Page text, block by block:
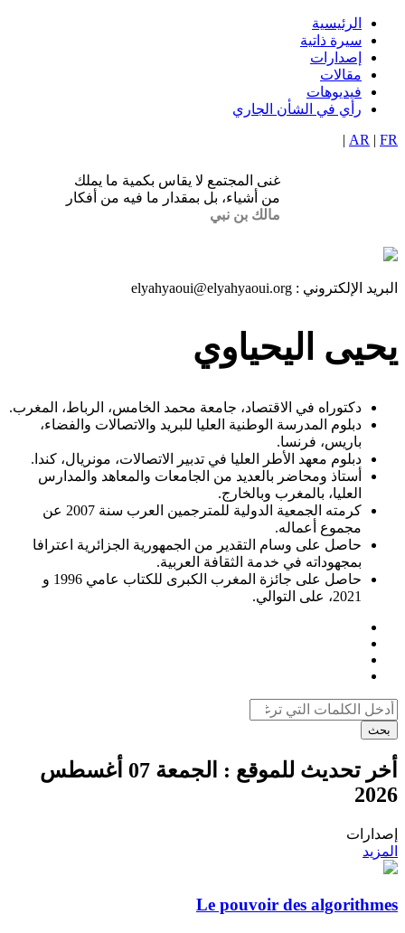
تجاوز
المحتوى
الرئيسي
Navigation
principale
الرئيسية
سيرة ذاتية
إصدارات
مقالات
فيديوهات
رأي في الشأن الجاري
AR | FR
|
غنى المجتمع لا يقاس بكمية ما يملك
من أشياء، بل بمقدار ما فيه من أفكار
مالك بن نبي
البريد الإلكتروني : elyahyaoui@elyahyaoui.org
يحيى اليحياوي
دكتوراه في الاقتصاد، جامعة محمد الخامس، الرباط، المغرب.
دبلوم المدرسة الوطنية العليا للبريد والاتصالات والفضاء،
باريس، فرنسا.
دبلوم معهد الأطر العليا في تدبير الاتصالات، مونريال، كندا.
أستاذ ومحاضر بالعديد من الجامعات والمعاهد والمدارس
العليا، بالمغرب وبالخارج.
كرمته الجمعية الدولية للمترجمين العرب سنة 2007 عن
مجموع أعماله.
حاصل على وسام التقدير من الجمهورية الجزائرية اعترافا
بمجهوداته في خدمة الثقافة العربية.
حاصل على جائزة المغرب الكبرى للكتاب عامي 1996 و
2021، على التوالي.
بحث
أخر تحديث للموقع :
الجمعة 07 أغسطس
2026
إصدارات
المزيد
Le pouvoir des algorithmes